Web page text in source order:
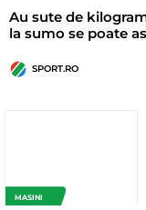
Au sute de
la sumo se poate
SPORT.RO
MASINI